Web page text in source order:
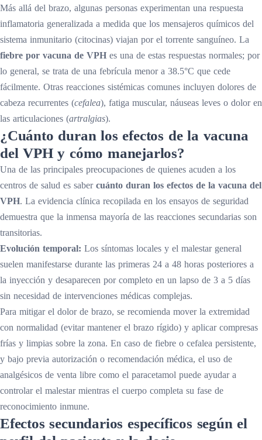
Más allá del brazo, algunas personas experimentan una respuesta
inflamatoria generalizada a medida que los mensajeros químicos del
sistema inmunitario (citocinas) viajan por el torrente sanguíneo. La
fiebre por vacuna de VPH es una de estas respuestas normales; por
lo general, se trata de una febrícula menor a 38.5°C que cede
fácilmente. Otras reacciones sistémicas comunes incluyen dolores de
cabeza recurrentes (cefalea), fatiga muscular, náuseas leves o dolor en
las articulaciones (artralgias).
¿Cuánto duran los efectos de la vacuna
del VPH y cómo manejarlos?
Una de las principales preocupaciones de quienes acuden a los
centros de salud es saber cuánto duran los efectos de la vacuna del
VPH. La evidencia clínica recopilada en los ensayos de seguridad
demuestra que la inmensa mayoría de las reacciones secundarias son
transitorias.
Evolución temporal: Los síntomas locales y el malestar general
suelen manifestarse durante las primeras 24 a 48 horas posteriores a
la inyección y desaparecen por completo en un lapso de 3 a 5 días
sin necesidad de intervenciones médicas complejas.
Para mitigar el dolor de brazo, se recomienda mover la extremidad
con normalidad (evitar mantener el brazo rígido) y aplicar compresas
frías y limpias sobre la zona. En caso de fiebre o cefalea persistente,
y bajo previa autorización o recomendación médica, el uso de
analgésicos de venta libre como el paracetamol puede ayudar a
controlar el malestar mientras el cuerpo completa su fase de
reconocimiento inmune.
Efectos secundarios específicos según el